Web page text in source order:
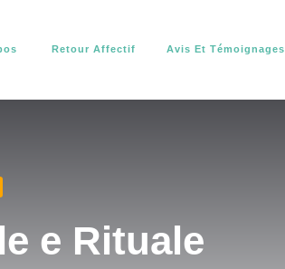
Retour Affectif Avis Et Témoignages
e Rituale